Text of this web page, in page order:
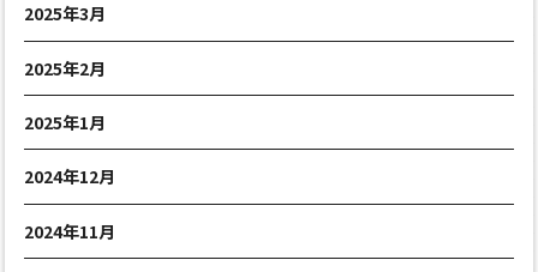
2025年3月
2025年2月
2025年1月
2024年12月
2024年11月